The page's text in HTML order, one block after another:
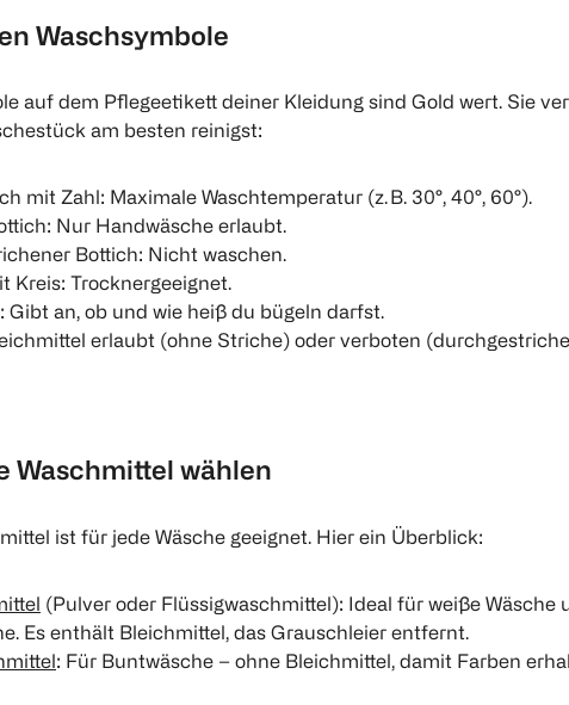
Waschsymbole
auf dem Pflegeetikett deiner Kleidung sind Gold wert. Sie
am besten reinigst:
mit Zahl: Maximale Waschtemperatur (z. B. 30°, 40°, 60°).
Nur Handwäsche erlaubt.
Bottich: Nicht waschen.
Kreis: Trocknergeeignet.
Gibt an, ob und wie heiß du bügeln darfst.
erlaubt (ohne Striche) oder verboten
Waschmittel wählen
ist für jede Wäsche geeignet. Hier ein Überblick:
(Pulver oder Flüssigwaschmittel): Ideal für weiße Wäsche
Es enthält Bleichmittel, das Grauschleier entfernt.
: Für Buntwäsche – ohne Bleichmittel, damit Farben